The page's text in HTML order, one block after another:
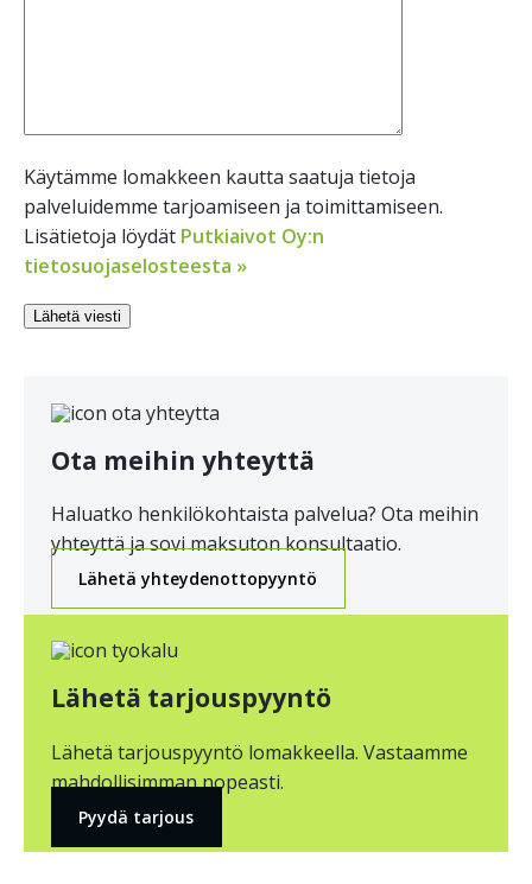
Käytämme lomakkeen kautta saatuja tietoja
palveluidemme tarjoamiseen ja toimittamiseen.
Lisätietoja löydät Putkiaivot Oy:n
tietosuojaselosteesta »
Ota meihin yhteyttä
Haluatko henkilökohtaista palvelua? Ota meihin
yhteyttä ja sovi maksuton konsultaatio.
Lähetä yhteydenottopyyntö
Lähetä tarjouspyyntö
Lähetä tarjouspyyntö lomakkeella. Vastaamme
mahdollisimman nopeasti.
Pyydä tarjous